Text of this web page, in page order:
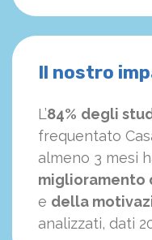
Il nostro
L’84% degli
frequentato
almeno 3 mesi
miglioramento
e della
analizzati, dati